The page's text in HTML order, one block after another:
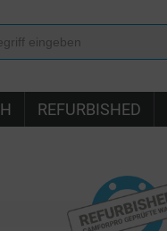
REFURBISHED